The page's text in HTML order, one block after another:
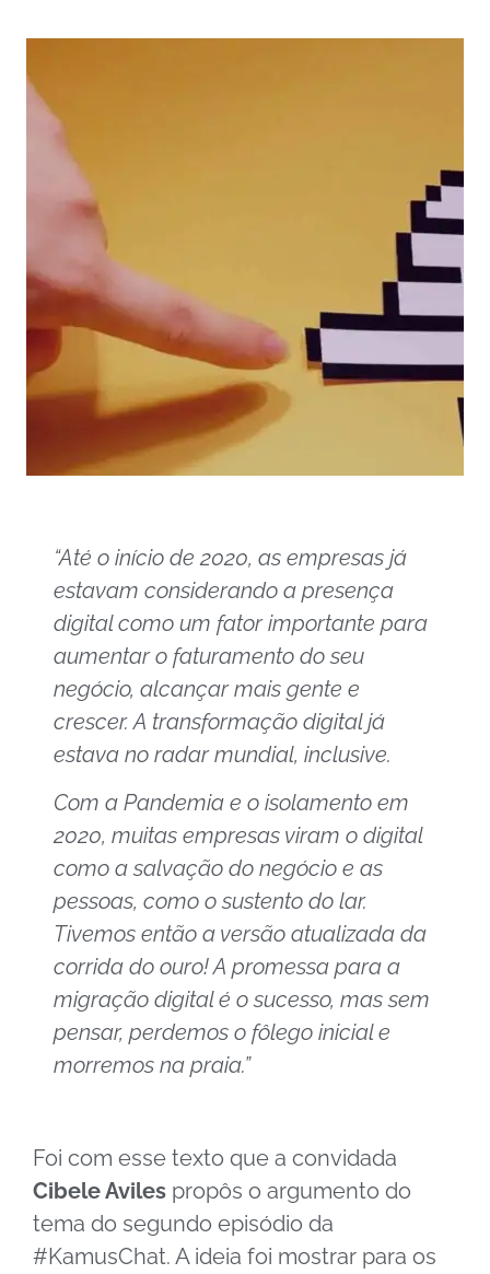
“Até o início de 2020, as empresas já
estavam considerando a presença
digital como um fator importante para
aumentar o faturamento do seu
negócio, alcançar mais gente e
crescer. A transformação digital já
estava no radar mundial, inclusive.
Com a Pandemia e o isolamento em
2020, muitas empresas viram o digital
como a salvação do negócio e as
pessoas, como o sustento do lar.
Tivemos então a versão atualizada da
corrida do ouro! A promessa para a
migração digital é o sucesso, mas sem
pensar, perdemos o fôlego inicial e
morremos na praia.”
Foi com esse texto que a convidada
Cibele Aviles propôs o argumento do
tema do segundo episódio da
#KamusChat. A ideia foi mostrar para os